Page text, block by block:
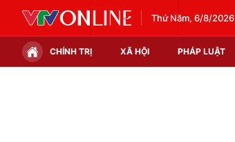
Thứ Năm, 6/8/2026
CHÍNH TRỊ XÃ HỘI PHÁP LUẬT